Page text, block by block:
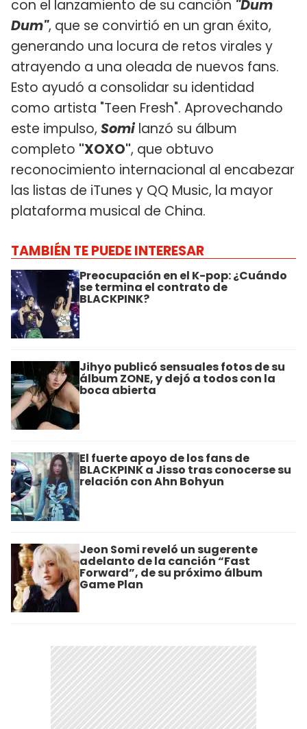
con el lanzamiento de su canción "Dum
Dum", que se convirtió en un gran éxito,
generando una locura de retos virales y
atrayendo a una oleada de nuevos fans.
Esto ayudó a consolidar su identidad
como artista "Teen Fresh". Aprovechando
este impulso, Somilanzó su álbum
completo "XOXO", que obtuvo
reconocimiento internacional al encabezar
las listas de iTunes y QQ Music, la mayor
plataforma musical de China.
TAMBIÉN TE PUEDE INTERESAR
Preocupación en el K-pop: ¿Cuándo
se termina el contrato de
BLACKPINK?
Jihyo publicó sensuales fotos de su
álbum ZONE, y dejó a todos con la
boca abierta
El fuerte apoyo de los fans de
BLACKPINK a Jisso tras conocerse su
relación con Ahn Bohyun
Jeon Somi reveló un sugerente
adelanto de la canción “Fast
Forward”, de su próximo álbum
Game Plan